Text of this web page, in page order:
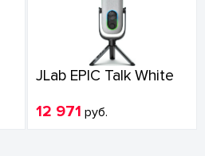
JLab EPIC Talk White
12 971 руб.